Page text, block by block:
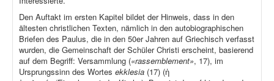
Den Auftakt im ersten Kapitel bildet der Hinweis, dass in den
ältesten christlichen Texten, nämlich in den autobiographischen
Briefen des Paulus, die in den 50er Jahren auf Griechisch verfasst
wurden, die Gemeinschaft der Schüler Christi erscheint, basierend
auf dem Begriff: Versammlung («rassemblement», 17), im
Ursprungssinn des Wortes ekklesia (17) (ἡ